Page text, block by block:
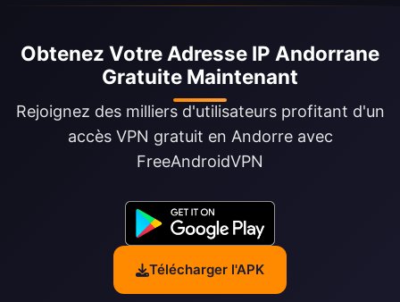
Obtenez Votre Adresse IP Andorrane
Gratuite Maintenant
Rejoignez des milliers d'utilisateurs profitant d'un
accès VPN gratuit en Andorre avec
FreeAndroidVPN
Télécharger l'APK